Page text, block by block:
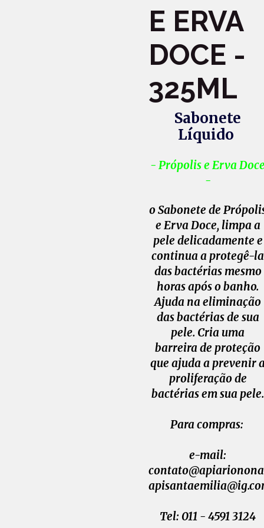
E ERVA
DOCE -
325ML
Sabonete
Líquido
- Própolis e Erva Doce
-
o Sabonete de
e Erva Doce, limpa a
pele delicadamente e
continua a protegê-la
das bactérias mesmo
horas após o banho.
Ajuda na eliminação
das bactérias de sua
pele. Cria uma
barreira de proteção
que ajuda a prevenir
proliferação de
bactérias em sua pele.
Para compras:
e-mail:
Tel: 011 - 4591 3124